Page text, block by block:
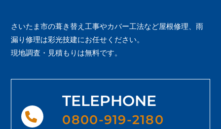
さいたま市の葺き替え工事やカバー工法など屋根修理、雨
漏り修理は彩光技建にお任せください。
現地調査・見積もりは無料です。
TELEPHONE
0800-919-2180